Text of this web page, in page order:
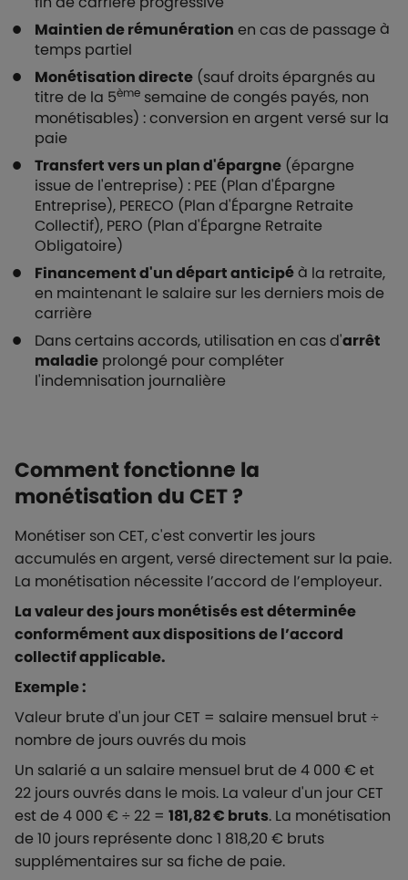
Maintien de rémunération en cas de passage à
temps partiel
Monétisation directe (sauf droits épargnés au
titre de la 5ème semaine de congés payés, non
monétisables) : conversion en argent versé sur la
paie
Transfert vers un plan d'épargne (épargne
issue de l'entreprise) : PEE (Plan d'Épargne
Entreprise), PERECO (Plan d'Épargne Retraite
Collectif), PERO (Plan d'Épargne Retraite
Obligatoire)
Financement d'un départ anticipéà la retraite,
en maintenant le salaire sur les derniers mois de
carrière
Dans certains accords, utilisation en cas d'arrêt
maladie prolongé pour compléter
l'indemnisation journalière
Comment fonctionne la
monétisation du CET ?
Monétiser son CET, c'est convertir les jours
accumulés en argent, versé directement sur la paie.
La monétisation nécessite l’accord de l’employeur.
La valeur des jours monétisés est déterminée
conformément aux dispositions de l’accord
collectif applicable.
Exemple :
Valeur brute d'un jour CET = salaire mensuel brut ÷
nombre de jours ouvrés du mois
Un salarié a un salaire mensuel brut de 4 000 € et
22 jours ouvrés dans le mois. La valeur d'un jour CET
est de 4 000 € ÷ 22 = 181,82 € bruts. La monétisation
de 10 jours représente donc 1 818,20 € bruts
supplémentaires sur sa fiche de paie.